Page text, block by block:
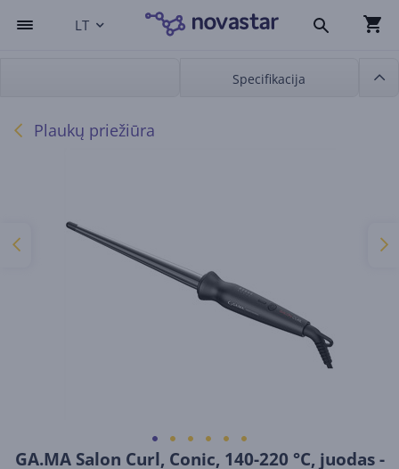
LT
Specifikacija
Plaukų priežiūra
GA.MA Salon Curl, Conic, 140-220 °C, juodas -